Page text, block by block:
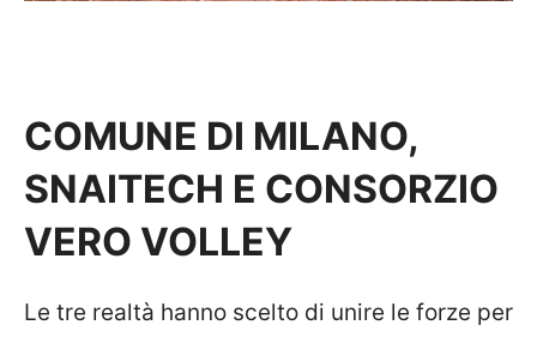
COMUNE DI MILANO,
SNAITECH E CONSORZIO
VERO VOLLEY
Le tre realtà hanno scelto di unire le forze per